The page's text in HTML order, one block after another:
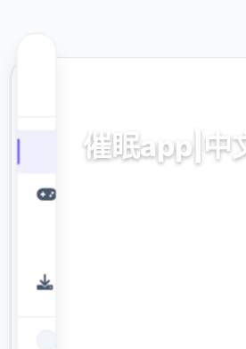
催眠app|中